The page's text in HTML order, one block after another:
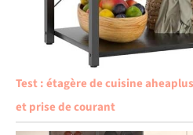
Test : étagère de cuisine
et prise de courant